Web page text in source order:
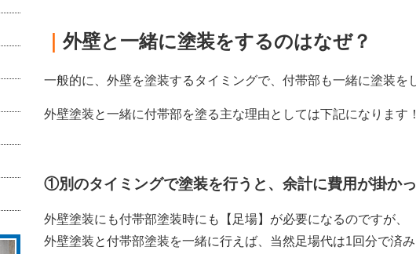
外壁と一緒に塗装をするのはなぜ？
一般的に、外壁を塗装するタイミングで、付帯部も一緒に塗装を
外壁塗装と一緒に付帯部を塗る主な理由としては下記になります
①別のタイミングで塗装を行うと、余計に費用が掛か
外壁塗装にも付帯部塗装時にも【足場】が必要になるのですが、
外壁塗装と付帯部塗装を一緒に行えば、当然足場代は1回分で済み